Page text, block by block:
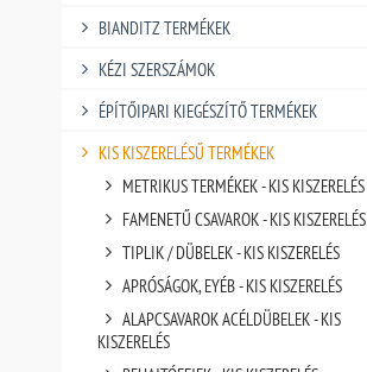
BIANDITZ TERMÉKEK
KÉZI SZERSZÁMOK
ÉPÍTŐIPARI KIEGÉSZÍTŐ TERMÉKEK
KIS KISZERELÉSŰ TERMÉKEK
METRIKUS TERMÉKEK - KIS KISZERELÉS
FAMENETŰ CSAVAROK - KIS KISZERELÉS
TIPLIK / DÜBELEK - KIS KISZERELÉS
APRÓSÁGOK, EYÉB - KIS KISZERELÉS
ALAPCSAVAROK ACÉLDÜBELEK - KIS
KISZERELÉS